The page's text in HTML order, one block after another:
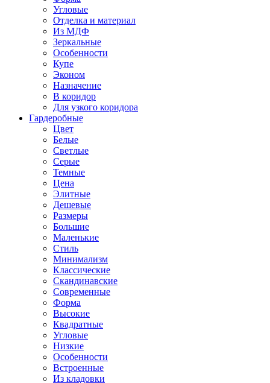
Угловые
Отделка и материал
Из МДФ
Зеркальные
Особенности
Купе
Эконом
Назначение
В коридор
Для узкого коридора
Гардеробные
Цвет
Белые
Светлые
Серые
Темные
Цена
Элитные
Дешевые
Размеры
Большие
Маленькие
Стиль
Минимализм
Классические
Скандинавские
Современные
Форма
Высокие
Квадратные
Угловые
Низкие
Особенности
Встроенные
Из кладовки